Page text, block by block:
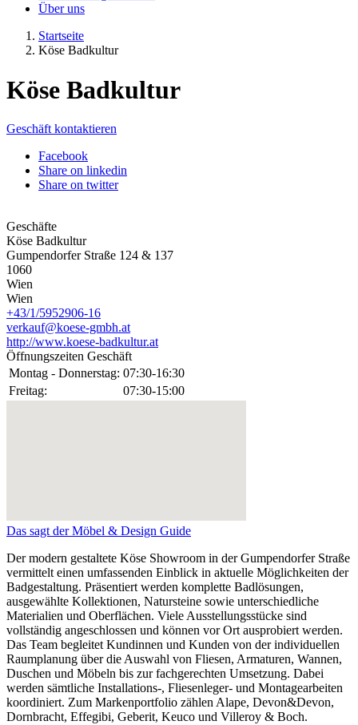
Über uns
Startseite
Köse Badkultur
Köse Badkultur
Geschäft kontaktieren
Facebook
Share on linkedin
Share on twitter
Geschäfte
Köse Badkultur
Gumpendorfer Straße 124 & 137
1060
Wien
Wien
+43/1/5952906-16
verkauf@koese-gmbh.at
http://www.koese-badkultur.at
Öffnungszeiten Geschäft
Montag - Donnerstag: 07:30-16:30
Freitag:
07:30-15:00
Das sagt der Möbel & Design Guide
Der modern gestaltete Köse Showroom in der Gumpendorfer Straße
vermittelt einen umfassenden Einblick in aktuelle Möglichkeiten der
Badgestaltung. Präsentiert werden komplette Badlösungen,
ausgewählte Kollektionen, Natursteine sowie unterschiedliche
Materialien und Oberflächen. Viele Ausstellungsstücke sind
vollständig angeschlossen und können vor Ort ausprobiert werden.
Das Team begleitet Kundinnen und Kunden von der individuellen
Raumplanung über die Auswahl von Fliesen, Armaturen, Wannen,
Duschen und Möbeln bis zur fachgerechten Umsetzung. Dabei
werden sämtliche Installations-, Fliesenleger- und Montagearbeiten
koordiniert. Zum Markenportfolio zählen Alape, Devon&Devon,
Dornbracht, Effegibi, Geberit, Keuco und Villeroy & Boch.